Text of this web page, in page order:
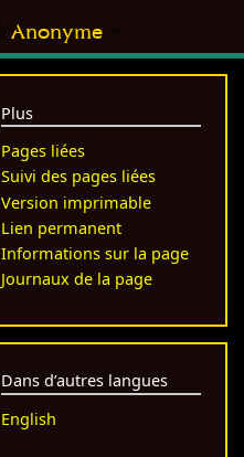
Anonyme
Plus
Pages liées
Suivi des pages liées
Version imprimable
Lien permanent
Informations sur la page
Journaux de la page
Dans d’autres langues
English